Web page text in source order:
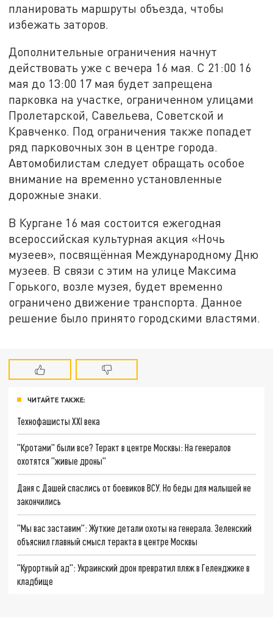
планировать маршруты объезда, чтобы
избежать заторов.
Дополнительные ограничения начнут
действовать уже с вечера 16 мая. С 21:00 16
мая до 13:00 17 мая будет запрещена
парковка на участке, ограниченном улицами
Пролетарской, Савельева, Советской и
Кравченко. Под ограничения также попадет
ряд парковочных зон в центре города.
Автомобилистам следует обращать особое
внимание на временно установленные
дорожные знаки.
В Кургане 16 мая состоится ежегодная
всероссийская культурная акция «Ночь
музеев», посвящённая Международному Дню
музеев. В связи с этим на улице Максима
Горького, возле музея, будет временно
ограничено движение транспорта. Данное
решение было принято городскими властями.
ЧИТАЙТЕ ТАКЖЕ:
Технофашисты XXI века
"Кротами" были все? Теракт в центре Москвы: На генералов
охотятся "живые дроны"
Даня с Дашей спаслись от боевиков ВСУ. Но беды для малышей не
закончились
"Мы вас заставим": Жуткие детали охоты на генерала. Зеленский
объяснил главный смысл теракта в центре Москвы
"Курортный ад": Украинский дрон превратил пляж в Геленджике в
кладбище